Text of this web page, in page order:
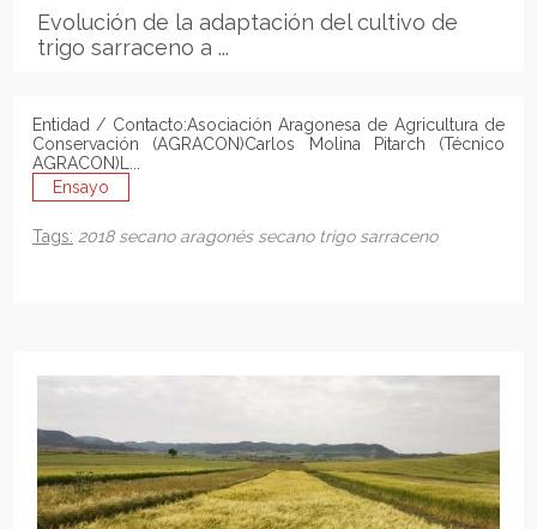
Evolución de la adaptación del cultivo de
trigo sarraceno a ...
Entidad / Contacto:Asociación Aragonesa de Agricultura de
Conservación (AGRACON)Carlos Molina Pitarch (Técnico
AGRACON)L...
Ensayo
Tags: 2018 secano aragonés secano trigo sarraceno